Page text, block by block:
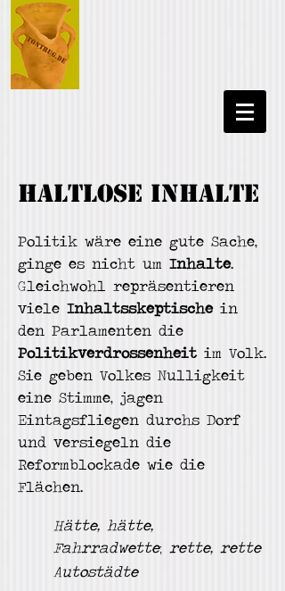
Haltlose Inhalte
Politik wäre eine gute Sache,
ginge es nicht um Inhalte.
Gleichwohl repräsentieren
viele Inhaltsskeptische in
den Parlamenten die
Politikverdrossenheit im Volk.
Sie geben Volkes Nulligkeit
eine Stimme, jagen
Eintagsfliegen durchs Dorf
und versiegeln die
Reformblockade wie die
Flächen.
Hätte, hätte,
Fahrradwette; rette, rette
Autostädte